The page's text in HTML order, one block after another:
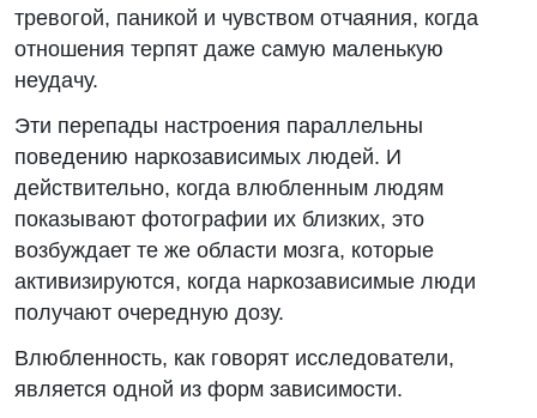
тревогой, паникой и чувством отчаяния, когда
отношения терпят даже самую маленькую
неудачу.
Эти перепады настроения параллельны
поведению наркозависимых людей. И
действительно, когда влюбленным людям
показывают фотографии их близких, это
возбуждает те же области мозга, которые
активизируются, когда наркозависимые люди
получают очередную дозу.
Влюбленность, как говорят исследователи,
является одной из форм зависимости.